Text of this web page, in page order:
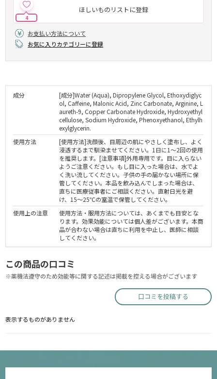
ほしいものリストに登録
4
お支払い方法について
お気に入りカテゴリーに登録
成分
[成分]Water (Aqua), Dipropylene Glycol, Ethoxydiglyc
ol, Caffeine, Malonic Acid, Zinc Carbonate, Arginine, L
aureth-9, Copper Carbonate Hydroxide, Hydroxyethyl
cellulose, Sodium Hydroxide, Phenoxyethanol, Ethylh
exylglycerin.
使用方法
[使用方法]洗顔後、目周辺の肌にやさしく塗布し、よく
浸透するまで馴染ませてください。1日に1～2回の使用
を推奨します。[注意事項]外用専用です。目に入らない
ようご注意ください。もし目に入った場合は、水でよ
く洗い流してください。子供の手の届かない場所に保
管してください。本品を飲み込んでしまった場合は、
直ちに医療従事者にご相談ください。直射日光を避
け、15～25℃の室温で保管してください。
使用上の注意
使用方法・服用方法については、あくまでも目安とな
ります。効果効能については個人差がございます。本商
品が合わない場合は直ちに利用を中止し、医師に相談
してください。
この商品の口コミ
※薬機法遵守のため効能等に関する記述は掲載を控える場合がございます
口コミを投稿する
表示するものがありません